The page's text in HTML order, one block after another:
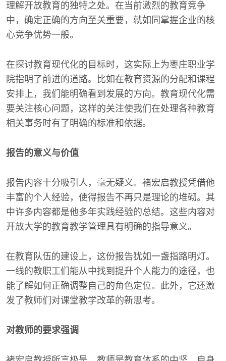
理解开放教育的独特之处。在当前激烈的教育竞争
中，确定正确的方向至关重要，就如同掌握企业的核
心竞争优势一般。
在探讨教育现代化的目标时，这实际上为枣庄职业学
院指明了前进的道路。比如在教育资源的分配和课程
安排上，我们能明确看到发展的方向。教育现代化需
要关注核心问题，这样的关注使我们在处理各种教育
相关事务时有了明确的标准和依据。
报告的意义与价值
报告内容十分吸引人，毫无疑义。褚宏启教授凭借他
丰富的个人经验，使得报告不再只是理论的堆砌。其
中许多内容都是他多年实践经验的总结。这些内容对
开放大学的教育教学管理具有明确的指导意义。
在教育队伍的建设上，这份报告犹如一盏指路明灯。
一线的教职工们能从中找到提升个人能力的途径，也
能了解如何正确调整自己的角色定位。此外，它还激
发了教师们对课堂教学改革的新思考。
对教师的要求强调